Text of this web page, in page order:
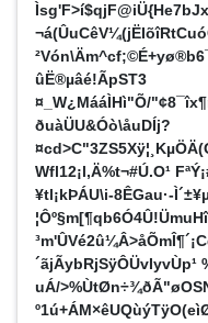
ûË®µâé!ÃpST3
¤_W¿MááÌHì"Õ/
ðuàÜU&Óò\åuDÍj?
Wfl12¡l,Ä%t¬#Ú.O¹
¥tl¡kÞÁU\i-8ÊGau·-
´ãjÃybRjSÿÔÜvIyvÙp¹
uÁ/